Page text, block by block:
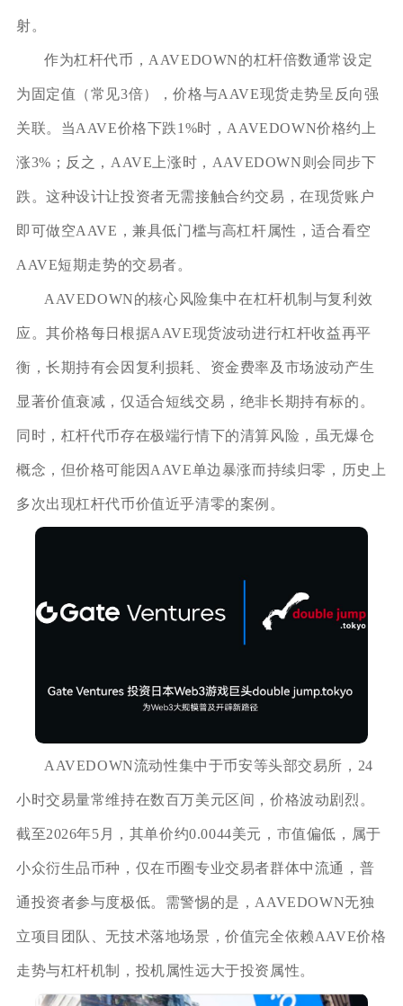
射。
作为杠杆代币，AAVEDOWN的杠杆倍数通常设定
为固定值（常见3倍），价格与AAVE现货走势呈反向强
关联。当AAVE价格下跌1%时，AAVEDOWN价格约上
涨3%；反之，AAVE上涨时，AAVEDOWN则会同步下
跌。这种设计让投资者无需接触合约交易，在现货账户
即可做空AAVE，兼具低门槛与高杠杆属性，适合看空
AAVE短期走势的交易者。
AAVEDOWN的核心风险集中在杠杆机制与复利效
应。其价格每日根据AAVE现货波动进行杠杆收益再平
衡，长期持有会因复利损耗、资金费率及市场波动产生
显著价值衰减，仅适合短线交易，绝非长期持有标的。
同时，杠杆代币存在极端行情下的清算风险，虽无爆仓
概念，但价格可能因AAVE单边暴涨而持续归零，历史上
多次出现杠杆代币价值近乎清零的案例。
AAVEDOWN流动性集中于币安等头部交易所，24
小时交易量常维持在数百万美元区间，价格波动剧烈。
截至2026年5月，其单价约0.0044美元，市值偏低，属于
小众衍生品币种，仅在币圈专业交易者群体中流通，普
通投资者参与度极低。需警惕的是，AAVEDOWN无独
立项目团队、无技术落地场景，价值完全依赖AAVE价格
走势与杠杆机制，投机属性远大于投资属性。